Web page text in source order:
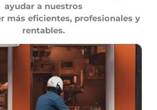
ayudar a nuestros
más eficientes, profesionales y
rentables.